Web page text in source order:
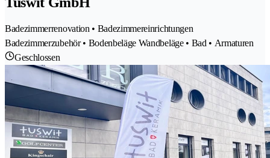
Badezimmerrenovation • Badezimmereinrichtungen
Badezimmerzubehör • Bodenbeläge Wandbeläge • Bad • Armaturen
Geschlossen